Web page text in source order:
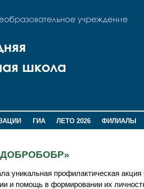
ГИА ЛЕТО 2026 ФИЛИАЛЫ
уникальная профилактическая
и помощь в формировании их